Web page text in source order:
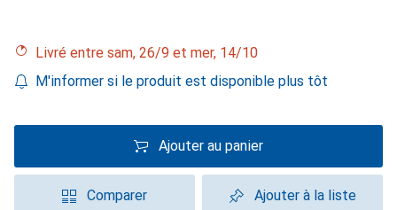
Livré entre sam, 26/9 et mer, 14/10
M'informer si le produit est disponible plus tôt
Ajouter au panier
Comparer Ajouter à la liste